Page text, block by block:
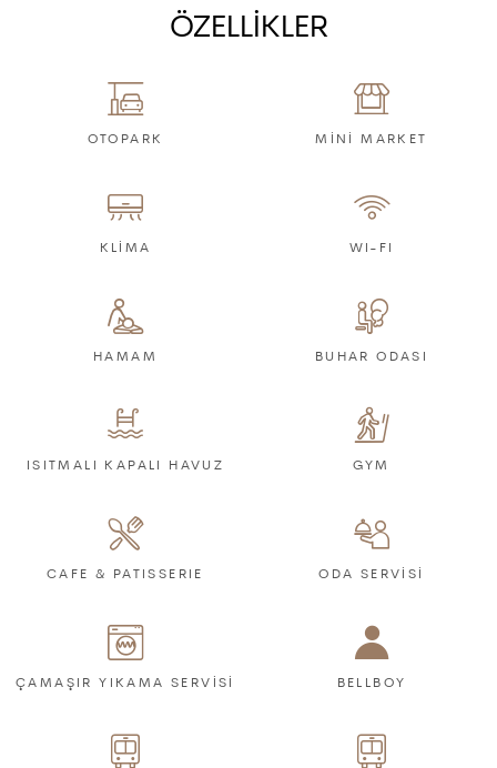
ÖZELLİKLER
OTOPARK MİNİ MARKET
KLİMA WI-FI
HAMAM BUHAR ODASI
ISITMALI KAPALI HAVUZ GYM
CAFE & PATISSERIE ODA SERVİSİ
ÇAMAŞIR YIKAMA SERVİSİ BELLBOY